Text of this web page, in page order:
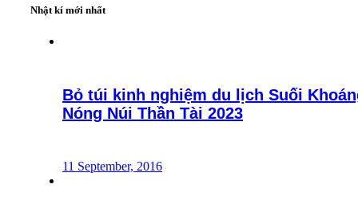
Nhật kí mới nhất
Bỏ túi kinh nghiệm du lịch Suối
Nóng Núi Thần Tài 2023
11 September, 2016